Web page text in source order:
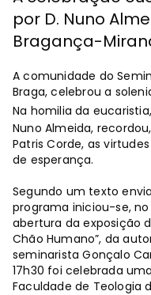
por D. Nuno
Bragança-
A comunidade do
Braga, celebrou a
Na homilia da
Nuno Almeida,
Patris Corde, as
de esperança.
Segundo um texto
programa iniciou-se,
abertura da exposição
Chão Humano”, da
seminarista Gonçalo
17h30 foi celebrada
Faculdade de Teologia